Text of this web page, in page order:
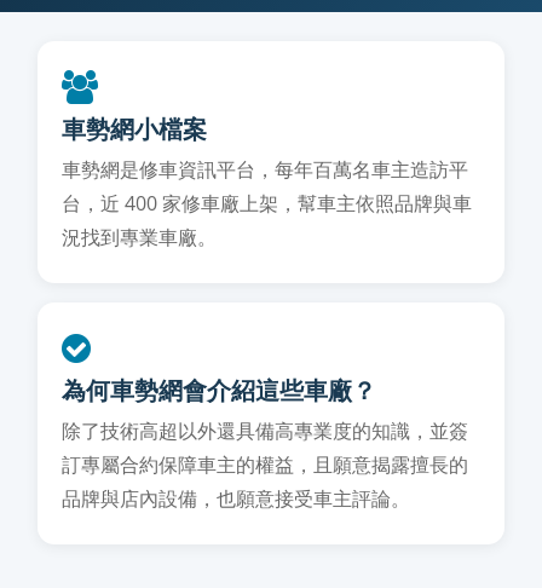
車勢網小檔案
車勢網是修車資訊平台，每年百萬名車主造訪平
台，近 400 家修車廠上架，幫車主依照品牌與車
況找到專業車廠。
為何車勢網會介紹這些車廠？
除了技術高超以外還具備高專業度的知識，並簽
訂專屬合約保障車主的權益，且願意揭露擅長的
品牌與店內設備，也願意接受車主評論。